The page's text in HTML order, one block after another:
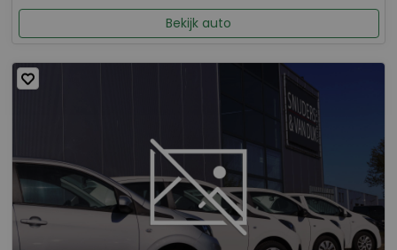
Bekijk auto